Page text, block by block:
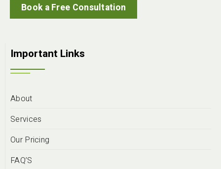
Book a Free Consultation
Important Links
About
Services
Our Pricing
FAQ’S